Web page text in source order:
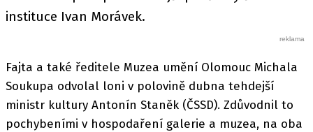
instituce Ivan Morávek.
Fajta a také ředitele Muzea umění Olomouc Michala
Soukupa odvolal loni v polovině dubna tehdejší
ministr kultury Antonín Staněk (ČSSD). Zdůvodnil to
pochybeními v hospodaření galerie a muzea, na oba